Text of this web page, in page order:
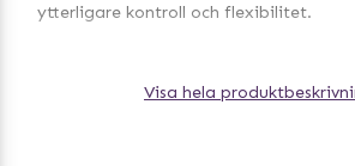
ytterligare kontroll och flexibilitet.
Vad är nytt 2024:Nytt Oxford-
Visa hela